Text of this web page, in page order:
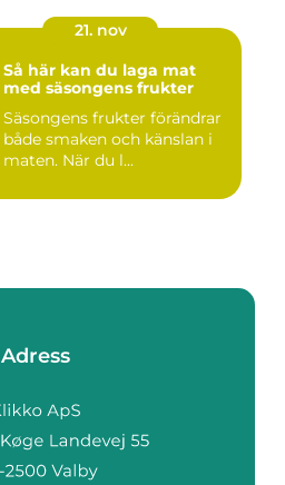
21. nov
Så här kan du laga mat
med säsongens frukter
Säsongens frukter förändrar
både smaken och känslan i
maten. När du l...
Adress